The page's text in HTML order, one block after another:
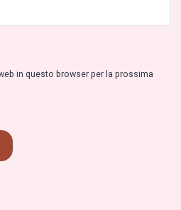
in questo browser per la prossima